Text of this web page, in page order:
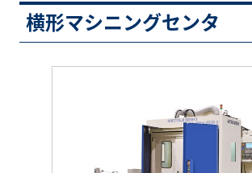
横形マシニングセンタ